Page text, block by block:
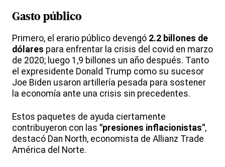
Gasto público
Primero, el erario público devengó 2.2 billones de
dólares para enfrentar la crisis del covid en marzo
de 2020; luego 1,9 billones un año después. Tanto
el expresidente Donald Trump como su sucesor
Joe Biden usaron artillería pesada para sostener
la economía ante una crisis sin precedentes.
Estos paquetes de ayuda ciertamente
contribuyeron con las "presiones inflacionistas",
destacó Dan North, economista de Allianz Trade
América del Norte.